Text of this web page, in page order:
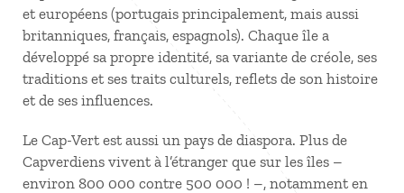
et européens (portugais principalement, mais aussi
britanniques, français, espagnols). Chaque île a
développé sa propre identité, sa variante de créole, ses
traditions et ses traits culturels, reflets de son histoire
et de ses influences.
Le Cap-Vert est aussi un pays de diaspora. Plus de
Capverdiens vivent à l’étranger que sur les îles –
environ 800 000 contre 500 000 ! –, notamment en